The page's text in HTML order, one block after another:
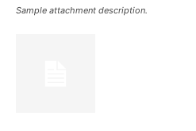
Sample attachment description.